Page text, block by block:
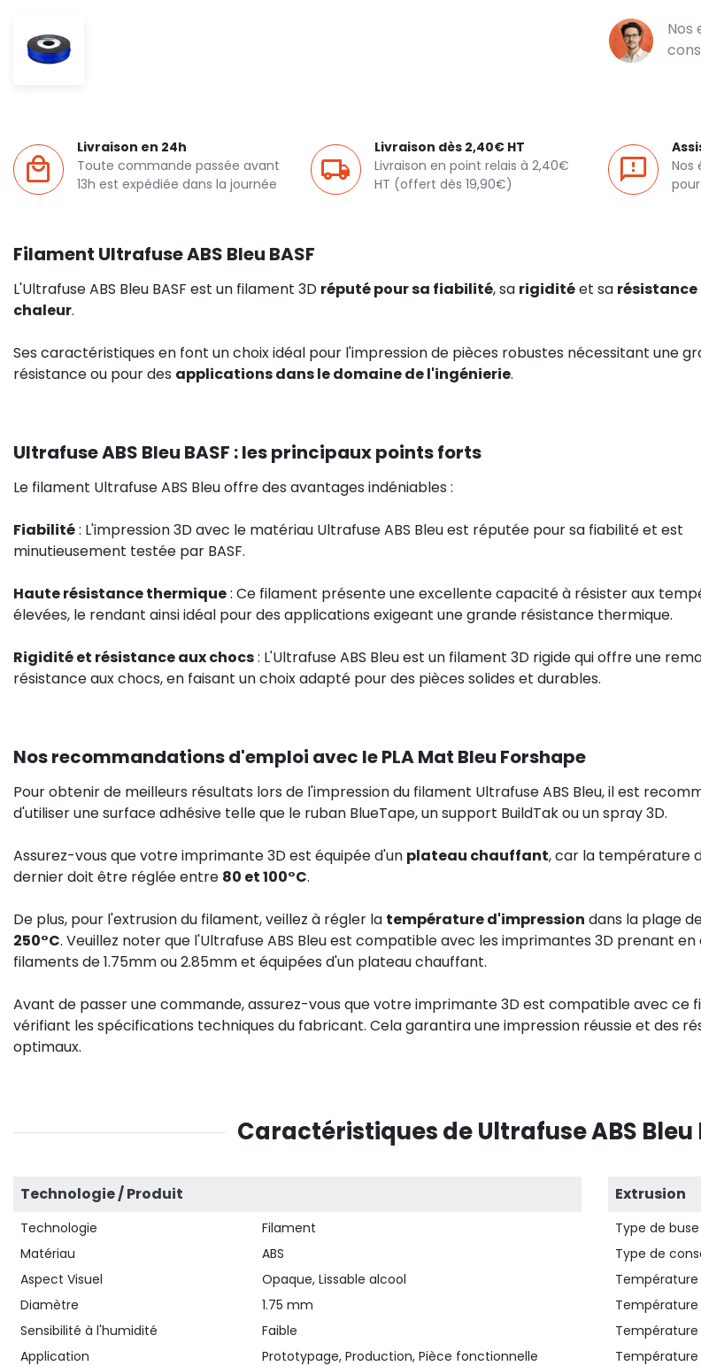
Nos
Livraison en 24h
Toute commande passée avant
13h est expédiée dans la journée
Livraison dès 2,40€ HT
Livraison en point relais à 2,40€
HT (offert dès 19,90€)
Nos
Filament Ultrafuse ABS Bleu BASF
L'Ultrafuse ABS Bleu BASF est un filament 3D réputé pour sa fiabilité, sa rigiditéet sa résistance
chaleur.
Ses caractéristiques en font un choix idéal pour l'impression de pièces robustes nécessitant une
résistance ou pour des applications dans le domaine de l'ingénierie.
Ultrafuse ABS Bleu BASF : les principaux points forts
Le filament Ultrafuse ABS Bleu offre des avantages indéniables :
Fiabilité: L'impression 3D avec le matériau Ultrafuse ABS Bleu est réputée pour sa fiabilité et est
minutieusement testée par BASF.
Haute résistance thermique: Ce filament présente une excellente capacité à résister aux
élevées, le rendant ainsi idéal pour des applications exigeant une grande résistance thermique.
Rigidité et résistance aux chocs: L'Ultrafuse ABS Bleu est un filament 3D rigide qui offre une
résistance aux chocs, en faisant un choix adapté pour des pièces solides et durables.
Nos recommandations d'emploi avec le PLA Mat Bleu Forshape
Pour obtenir de meilleurs résultats lors de l'impression du filament Ultrafuse ABS Bleu, il est
d'utiliser une surface adhésive telle que le ruban BlueTape, un support BuildTak ou un spray 3D.
Assurez-vous que votre imprimante 3D est équipée d'un plateau chauffant, car la température
dernier doit être réglée entre 80 et 100°C.
De plus, pour l'extrusion du filament, veillez à régler la température d'impression dans la plage
250°C. Veuillez noter que l'Ultrafuse ABS Bleu est compatible avec les imprimantes 3D prenant en
filaments de 1.75mm ou 2.85mm et équipées d'un plateau chauffant.
Avant de passer une commande, assurez-vous que votre imprimante 3D est compatible avec ce
vérifiant les spécifications techniques du fabricant. Cela garantira une impression réussie et des
optimaux.
Caractéristiques de Ultrafuse ABS Bleu
Technologie / Produit
Technologie
Filament
Matériau
ABS
Aspect Visuel
Opaque, Lissable alcool
Diamètre
1.75 mm
Sensibilité à l'humidité
Faible
Application
Prototypage, Production, Pièce fonctionnelle
Extrusion
Type de buse
Type de
Température